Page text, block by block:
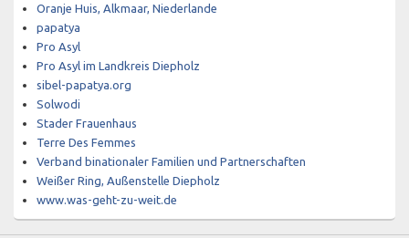
Oranje Huis, Alkmaar, Niederlande
papatya
Pro Asyl
Pro Asyl im Landkreis Diepholz
sibel-papatya.org
Solwodi
Stader Frauenhaus
Terre Des Femmes
Verband binationaler Familien und Partnerschaften
Weißer Ring, Außenstelle Diepholz
www.was-geht-zu-weit.de